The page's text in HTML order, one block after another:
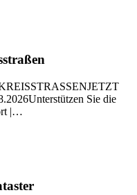
Sie die
|…